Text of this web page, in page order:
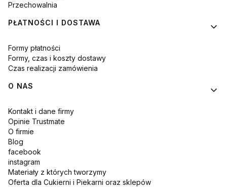
Przechowalnia
PŁATNOŚCI I DOSTAWA
Formy płatności
Formy, czas i koszty dostawy
Czas realizacji zamówienia
O NAS
Kontakt i dane firmy
Opinie Trustmate
O firmie
Blog
facebook
instagram
Materiały z których tworzymy
Oferta dla Cukierni i Piekarni oraz sklepów